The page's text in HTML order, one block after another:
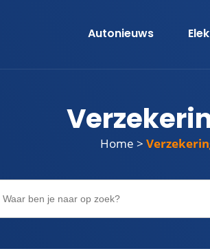
Autonieuws
Home >